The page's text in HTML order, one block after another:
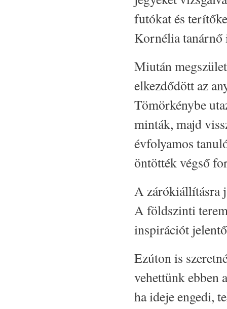
futókat és
Kornélia
Miután
elkezdődött az
Tömörkénybe
minták, majd
évfolyamos
öntötték végső
A zárókiállításra
A földszinti
inspirációt
Ezúton is
vehettünk ebben
ha ideje engedi,